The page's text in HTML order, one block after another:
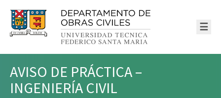
☰
AVISO DE PRÁCTICA –
INGENIERÍA CIVIL